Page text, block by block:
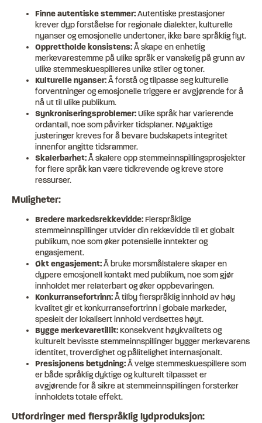
Finne autentiske stemmer:Autentiske prestasjoner
krever dyp forståelse for regionale dialekter, kulturelle
nyanser og emosjonelle undertoner, ikke bare språklig flyt.
Opprettholde konsistens:Å skape en enhetlig
merkevarestemme på ulike språk er vanskelig på grunn av
ulike stemmeskuespilleres unike stiler og toner.
Kulturelle nyanser:Å forstå og tilpasse seg kulturelle
forventninger og emosjonelle triggere er avgjørende for å
nå ut til ulike publikum.
Synkroniseringsproblemer:Ulike språk har varierende
ordantall, noe som påvirker tidsplaner. Nøyaktige
justeringer kreves for å bevare budskapets integritet
innenfor angitte tidsrammer.
Skalerbarhet:Å skalere opp stemmeinnspillingsprosjekter
for flere språk kan være tidkrevende og kreve store
ressurser.
Muligheter:
Bredere markedsrekkevidde: Flerspråklige
stemmeinnspillinger utvider din rekkevidde til et globalt
publikum, noe som øker potensielle inntekter og
engasjement.
Økt engasjement:Å bruke morsmålstalere skaper en
dypere emosjonell kontakt med publikum, noe som gjør
innholdet mer relaterbart og øker oppbevaringen.
Konkurransefortrinn:Å tilby flerspråklig innhold av høy
kvalitet gir et konkurransefortrinn i globale markeder,
spesielt der lokalisert innhold verdsettes høyt.
Bygge merkevaretillit: Konsekvent høykvalitets og
kulturelt bevisste stemmeinnspillinger bygger merkevarens
identitet, troverdighet og pålitelighet internasjonalt.
Presisjonens betydning:Å velge stemmeskuespillere som
er både språklig dyktige og kulturelt tilpasset er
avgjørende for å sikre at stemmeinnspillingen forsterker
innholdets totale effekt.
Utfordringer med flerspråklig lydproduksjon: